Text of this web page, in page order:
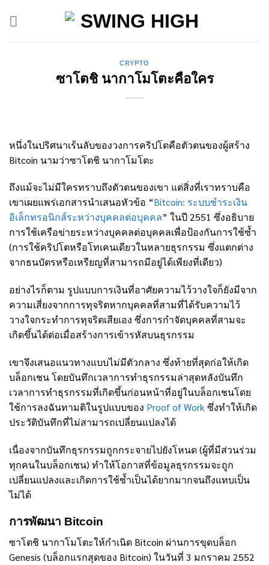
CRYPTO
ซาโตชิ นากาโมโตะคือใคร
หนึ่งในปริศนาเร้นลับของวงการคริปโตคือตัวตนของผู้สร้าง
Bitcoin นามว่าซาโตชิ นากาโมโตะ
ถึงแม้จะไม่มีใครทราบถึงตัวตนของเขา แต่สิ่งที่เราทราบคือ
เขาเผยแพร่เอกสารนำเสนอหัวข้อ “Bitcoin: ระบบชำระเงิน
อิเล็กทรอนิกส์ระหว่างบุคคลต่อบุคคล” ในปี 2551 ซึ่งอธิบาย
การใช้เครือข่ายระหว่างบุคคลต่อบุคคลเพื่อป้องกันการใช้ซ้ำ
(การใช้คริปโตหรือโทเคนเดียวในหลายธุรกรรม ซึ่งแตกต่าง
จากธนบัตรหรือเหรียญที่สามารถมีอยู่ได้เพียงที่เดียว)
อย่างไรก็ตาม รูปแบบการเงินที่อาศัยความไว้วางใจก็ยังมีจาก
ความเสี่ยงจากการทุจริตหากบุคคลที่สามที่ได้รับความไว้
วางใจกระทำการทุจริตเสียเอง ซึ่งการกำจัดบุคคลที่สามจะ
เกิดขึ้นได้ต่อเมื่อสร้างการเข้ารหัสบนธุรกรรม
เขาจึงเสนอแนวทางแบบไม่มีตัวกลาง ซึ่งท้ายที่สุดก่อให้เกิด
บล็อกเชน โดยบันทึกเวลาการทำธุรกรรมล่าสุดหลังบันทึก
เวลาการทำธุรกรรมที่เกิดขึ้นก่อนหน้าที่อยู่ในบล็อกเชนโดย
ใช้การลงฉันทามติในรูปแบบของ Proof of Work ซึ่งทำให้เกิด
ประวัติบันทึกที่ไม่สามารถเปลี่ยนแปลงได้
เนื่องจากบันทึกธุรกรรมถูกกระจายไปยังโหนด (ผู้ที่มีส่วนร่วม
ทุกคนในบล็อกเชน) ทำให้โอกาสที่ข้อมูลธุรกรรมจะถูก
เปลี่ยนแปลงและเกิดการใช้ซ้ำเป็นได้ยากมากจนถึงแทบเป็น
ไม่ได้
การพัฒนา Bitcoin
ซาโตชิ นากาโมโตะให้กำเนิด Bitcoin ผ่านการขุดบล็อก
Genesis (บล็อกแรกสุดของ Bitcoin) ในวันที่ 3 มกราคม 2552